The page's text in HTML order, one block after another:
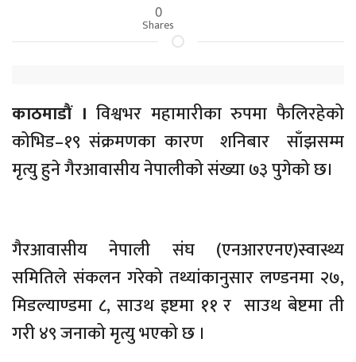
0
Shares
काठमाडाैं । विश्वभर महामारीका रुपमा फैलिरहेको
कोभिड–१९ संक्रमणका कारण शनिबार साँझसम्म
मृत्यु हुने गैरआवासीय नेपालीको संख्या ७३ पुगेको छ।
गैरआवासीय नेपाली संघ (एनआरएनए)स्वास्थ्य
समितिले संकलन गरेको तथ्यांकानुसार लण्डनमा २७,
मिडल्याण्डमा ८, साउथ इष्टमा ११ र साउथ बेष्टमा ती
गरी ४९ जनाको मृत्यु भएको छ ।